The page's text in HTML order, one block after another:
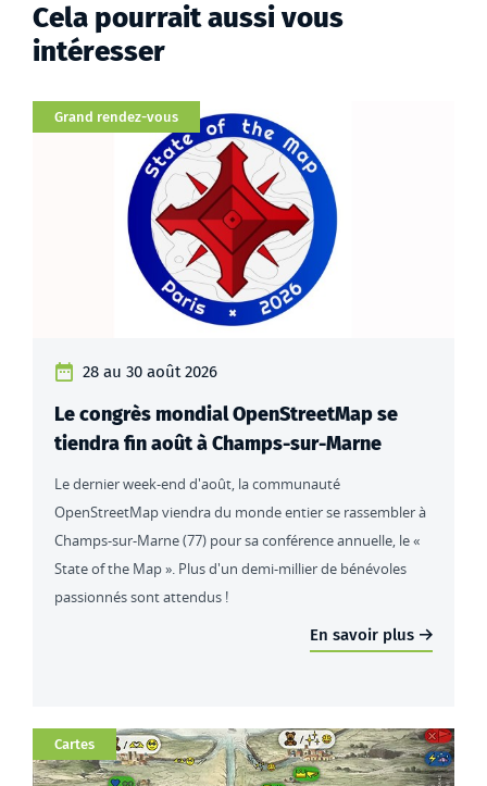
Cela pourrait aussi vous
intéresser
Catégorie
Grand rendez-vous
28 au 30 août 2026
Le congrès mondial OpenStreetMap se
tiendra fin août à Champs-sur-Marne
Le dernier week-end d'août, la communauté
OpenStreetMap viendra du monde entier se rassembler à
Champs-sur-Marne (77) pour sa conférence annuelle, le «
State of the Map ». Plus d'un demi-millier de bénévoles
passionnés sont attendus !
En savoir plus
Catégorie
Cartes